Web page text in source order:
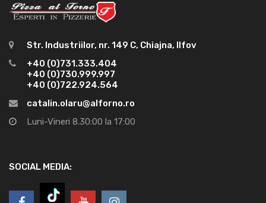
Str. Industriilor, nr. 149 C, Chiajna, Ilfov
+40 (0)731.333.404
+40 (0)730.999.997
+40 (0)722.924.564
catalin.olaru@alforno.ro
Luni-Vineri 8.30:00 la 17:00
SOCIAL MEDIA: